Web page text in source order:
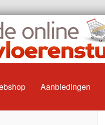
Aanbiedingen